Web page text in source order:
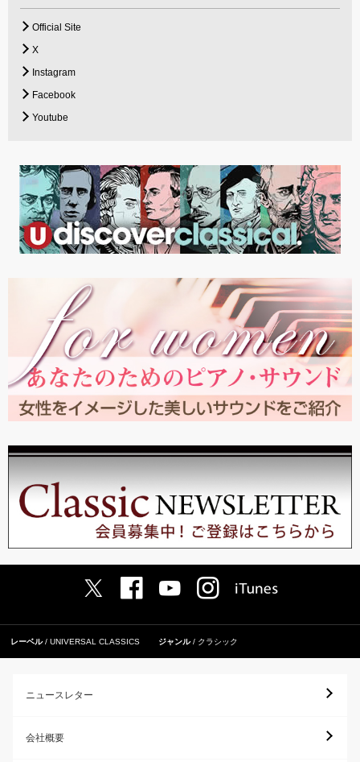
Official Site
X
Instagram
Facebook
Youtube
レーベル UNIVERSAL CLASSICS ジャンル クラシック
ニュースレター
会社概要